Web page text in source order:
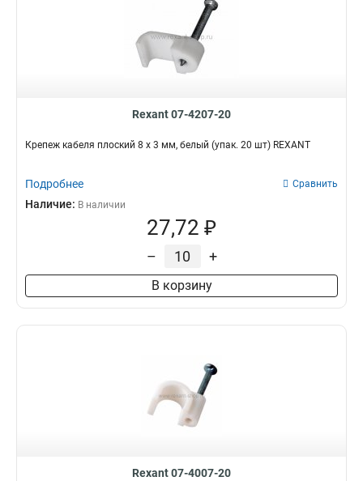
Rexant 07-4207-20
Крепеж кабеля плоский 8 х 3 мм, белый (упак. 20 шт) REXANT
Подробнее Сравнить
Наличие: В наличии
27,72 ₽
– +
В корзину
Rexant 07-4007-20